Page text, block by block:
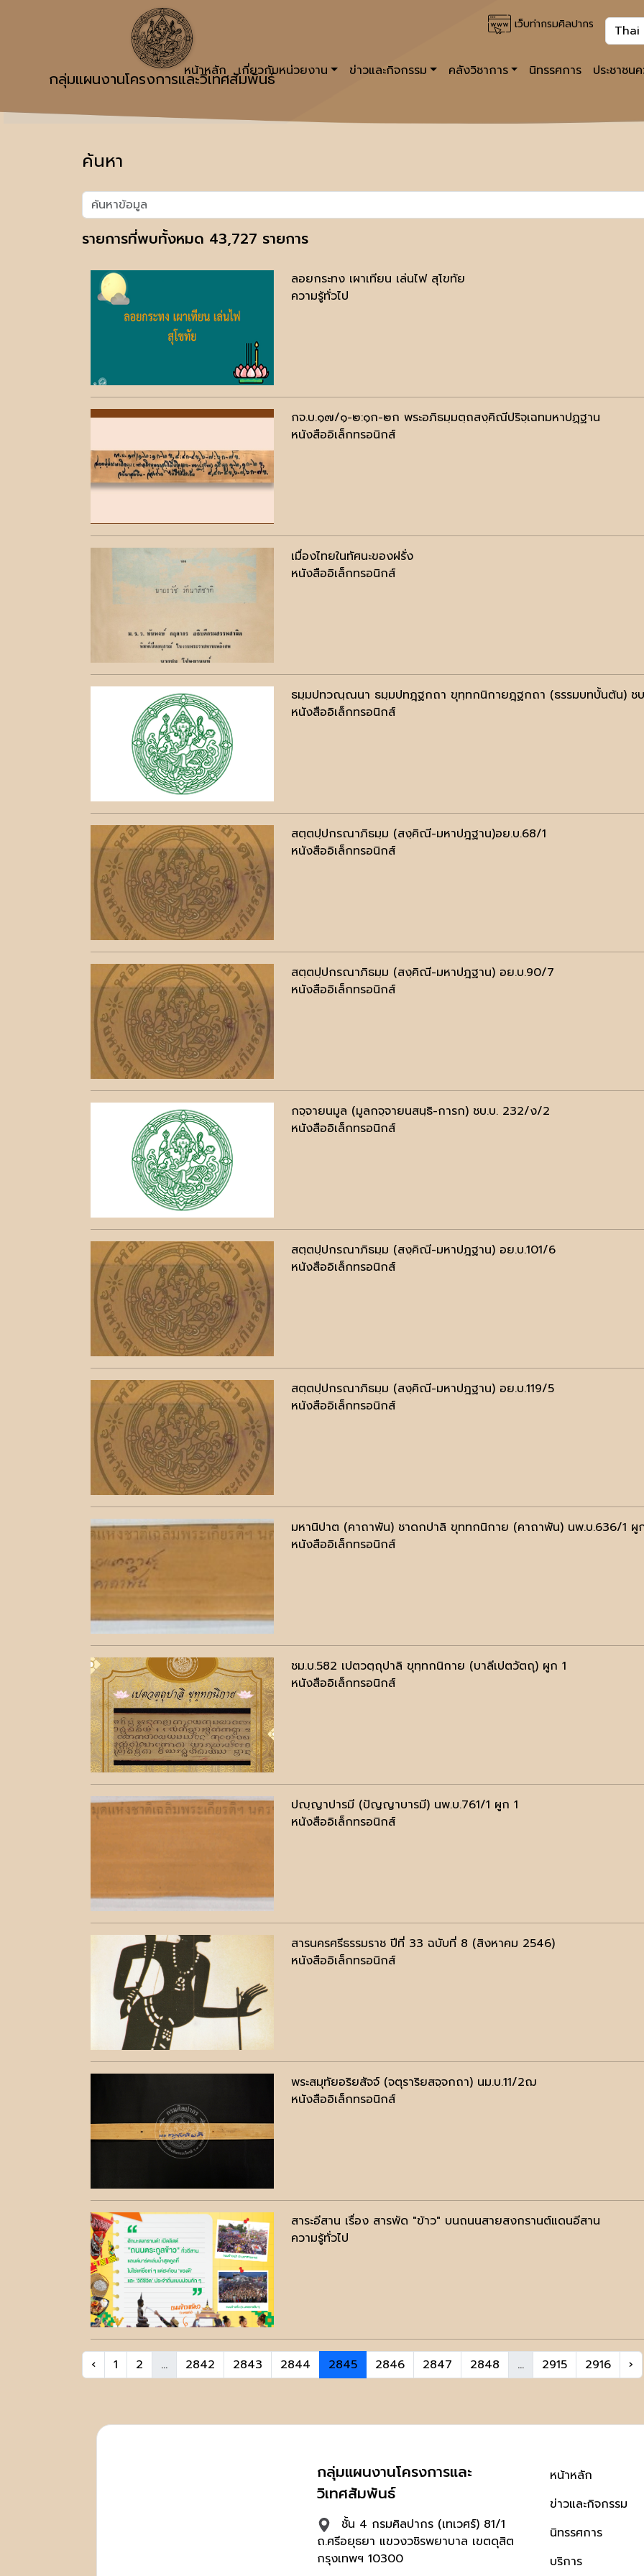
เว็บท่ากรมศิลปากร
กลุ่มแผนงานโครงการและวิเทศสัมพันธ์
หน้าหลัก เกี่ยวกับหน่วยงาน ข่าวและกิจกรรม คลังวิชาการ นิทรรศการ ประชาชน
ค้นหา
รายการที่พบทั้งหมด 43,727 รายการ
ลอยกระทง เผาเทียน เล่นไฟ สุโขทัย
ความรู้ทั่วไป
กจ.บ.๑๗/๑-๒:๑ก-๒ก พระอภิธมฺมตฺถสงฺคิณีปริจฺเฉทมหาปฏฺฐาน
หนังสืออิเล็กทรอนิกส์
เมื่องไทยในทัศนะของฝรั่ง
หนังสืออิเล็กทรอนิกส์
ธมฺมปทวณฺณนา ธมฺมปทฎฺฐกถา ขุทฺทกนิกายฎฺฐกถา (ธรรมบทบั้นต้น) ช
หนังสืออิเล็กทรอนิกส์
สตฺตปฺปกรณาภิธมฺม (สงฺคิณี-มหาปฎฐาน)อย.บ.68/1
หนังสืออิเล็กทรอนิกส์
สตฺตปฺปกรณาภิธมฺม (สงฺคิณี-มหาปฎฐาน) อย.บ.90/7
หนังสืออิเล็กทรอนิกส์
กจฺจายนมูล (มูลกจฺจายนสนฺธิ-การก) ชบ.บ. 232/ง/2
หนังสืออิเล็กทรอนิกส์
สตฺตปฺปกรณาภิธมฺม (สงฺคิณี-มหาปฎฐาน) อย.บ.101/6
หนังสืออิเล็กทรอนิกส์
สตฺตปฺปกรณาภิธมฺม (สงฺคิณี-มหาปฎฐาน) อย.บ.119/5
หนังสืออิเล็กทรอนิกส์
มหานิปาต (คาถาพัน) ชาดกปาลิ ขุททกนิกาย (คาถาพัน) นพ.บ.636/1 ผู
หนังสืออิเล็กทรอนิกส์
ชม.บ.582 เปตวตฺถุปาลิ ขุทฺทกนิกาย (บาลีเปตวัตถุ) ผูก 1
หนังสืออิเล็กทรอนิกส์
ปญฺญาปารมี (ปัญญาบารมี) นพ.บ.761/1 ผูก 1
หนังสืออิเล็กทรอนิกส์
สารนครศรีธรรมราช ปีที่ 33 ฉบับที่ 8 (สิงหาคม 2546)
หนังสืออิเล็กทรอนิกส์
พระสมุทัยอริยสัจจ์ (จตุราริยสจฺจกถา) นม.บ.11/2ฌ
หนังสืออิเล็กทรอนิกส์
สาระอีสาน เรื่อง สารพัด "ข้าว" บนถนนสายสงกรานต์แดนอีสาน
ความรู้ทั่วไป
‹ 1 2 ... 2842 2843 2844 2845 2846 2847 2848 ... 2915 2916 ›
กลุ่มแผนงานโครงการและ
วิเทศสัมพันธ์
ชั้น 4 กรมศิลปากร (เทเวศร์) 81/1
ถ.ศรีอยุธยา แขวงวชิรพยาบาล เขตดุสิต
กรุงเทพฯ 10300
หน้าหลัก
ข่าวและกิจกรรม
นิทรรศการ
บริการ